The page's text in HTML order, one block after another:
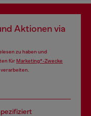
Aktionen via
zu haben und
fürMarketing*-Zwecke